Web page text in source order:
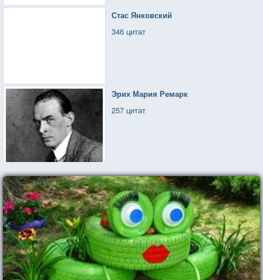
Стас Янковский
346 цитат
Эрих Мария Ремарк
257 цитат